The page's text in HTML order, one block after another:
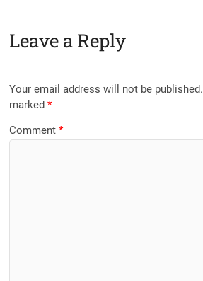
Leave a Reply
Your email address will not be published.
marked*
Comment*